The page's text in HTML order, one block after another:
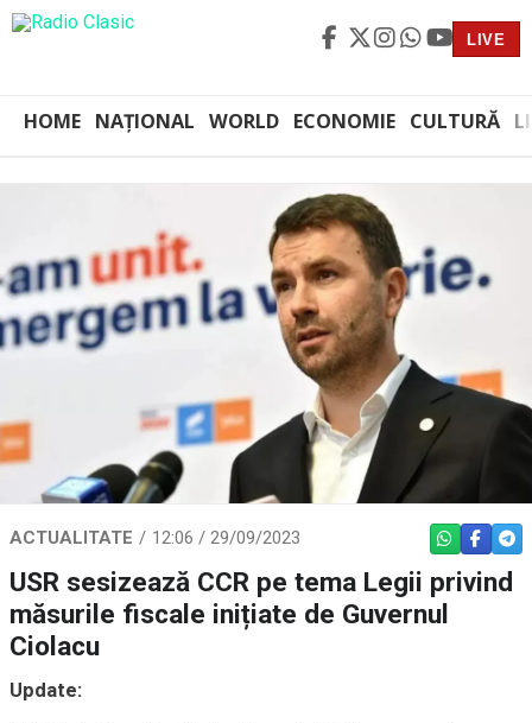
LIVE
HOME NAȚIONAL WORLD ECONOMIE CULTURĂ
ACTUALITATE 12:06 / 29/09/2023 WHATSAPP
USR sesizează CCR pe tema Legii privind
măsurile fiscale inițiate de Guvernul
Ciolacu
Update: